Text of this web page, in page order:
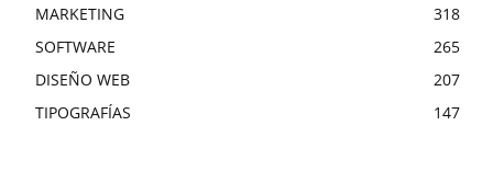
MARKETING
318
SOFTWARE
265
DISEÑO WEB
207
TIPOGRAFÍAS
147